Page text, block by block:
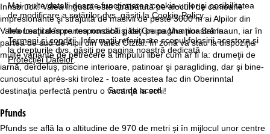
Mai multe detalii despre funcţionarea cookie-urilor şi posibilitatea
de modificare a setărilor dvs. găsiţi laCookie-Policy
Informaţii despre responsabili găsiţi pe pagina noastră la
Termeni şi condiţii. Informaţii referitoare scopul folosirii acestora şi
la drepturile dvs. găsiţi pe pagina noastră dedicată
Protecţiei Datelor.
Sunt de acord
ă
Innsbruck. Valea îngustă este străbătută pe alocuri de canioane
impresionante şi străjuită de masivii de peste 3000 m ai Alpilor din
Valea Lechtal în partea nordică şi de Grupa Munţilor Samnaun, iar în
partea de sud de Alpii din Valea Ötztal. În zonă vă stau la dispoziţie
multe variante de petrecere a timpului liber cum ar fi la: drumeţii de
iarnă, derdeluş, piscine interioare, patinoar şi paragliding, dar şi bine-
cunoscutul après-ski tirolez - toate acestea fac din Oberinntal
destinaţia perfectă pentru o vacanţă la schi!
Pfunds
Pfunds se află la o altitudine de 970 de metri și în mijlocul unor centre